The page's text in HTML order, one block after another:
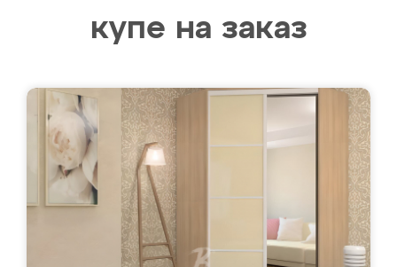
купе на заказ